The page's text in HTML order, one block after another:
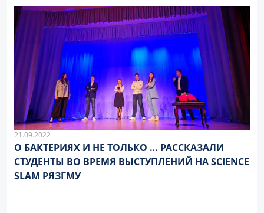
21.09.2022
О БАКТЕРИЯХ И НЕ ТОЛЬКО … РАССКАЗАЛИ
СТУДЕНТЫ ВО ВРЕМЯ ВЫСТУПЛЕНИЙ НА SCIENCE
SLAM РЯЗГМУ